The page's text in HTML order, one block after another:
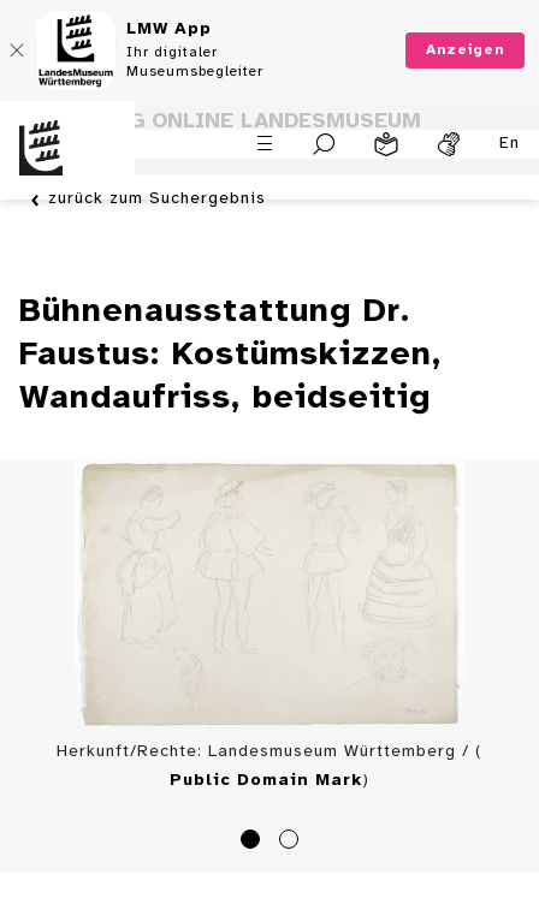
LMW App
Ihr digitaler
Museumsbegleiter
Anzeigen
En
SAMMLUNG ONLINE LANDESMUSEUM
WÜRTTEMBERG
zurück zum Suchergebnis
Bühnenausstattung Dr.
Faustus: Kostümskizzen,
Wandaufriss, beidseitig
Herkunft/Rechte: Landesmuseum Württemberg / (
Public Domain Mark)